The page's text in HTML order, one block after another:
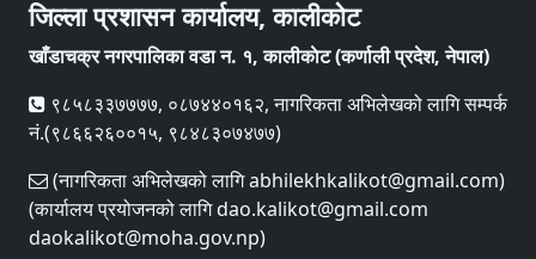
जिल्ला प्रशासन कार्यालय, कालीकोट
खाँडाचक्र नगरपालिका वडा न‌‍. १, कालीकाेट (कर्णाली प्रदेश, नेपाल)
९८५८३३७७७७, ०८७४४०१६२, नागरिकता अभिलेखको लागि सम्पर्क
नं.(९८६६२६००१५, ९८४८३०७४७७)
(नागरिकता अभिलेखको लागि abhilekhkalikot@gmail.com)
(कार्यालय प्रयोजनको लागि dao.kalikot@gmail.com
daokalikot@moha.gov.np)